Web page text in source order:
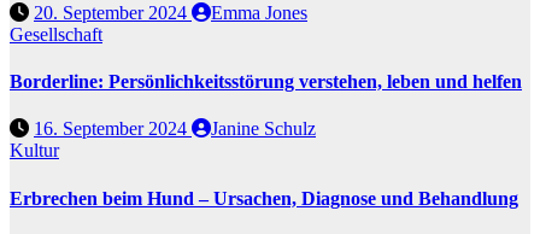
20. September 2024
Emma Jones
Gesellschaft
Borderline: Persönlichkeitsstörung verstehen, leben und helfen
16. September 2024
Janine Schulz
Kultur
Erbrechen beim Hund – Ursachen, Diagnose und Behandlung